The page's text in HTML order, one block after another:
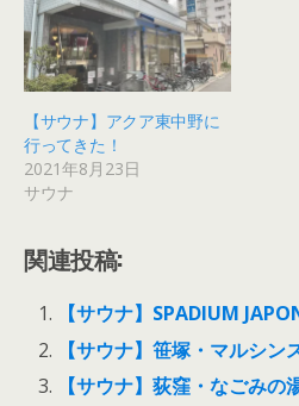
【サウナ】アクア東中野に
行ってきた！
2021年8月23日
サウナ
関連投稿:
【サウナ】SPADIUM
【サウナ】笹塚・マルシン
【サウナ】荻窪・なごみの